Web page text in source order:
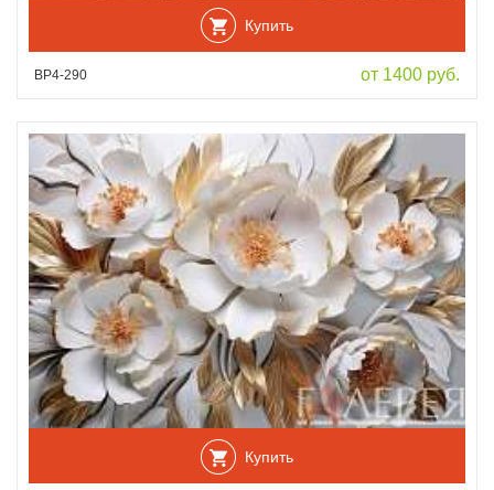
Купить
ВР4-290 от 1400 руб.
Купить